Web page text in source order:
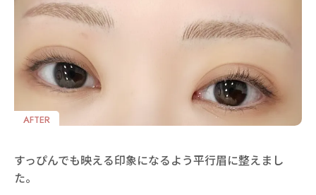
すっぴんでも映える印象になるよう平行眉に整えまし
た。
AFTER